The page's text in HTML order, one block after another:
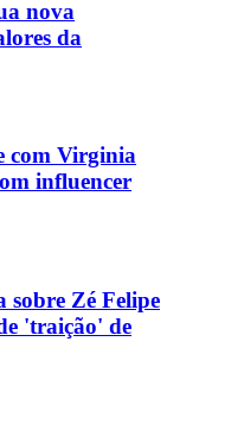
nova
da
com Virginia
influencer
sobre Zé Felipe
'traição' de